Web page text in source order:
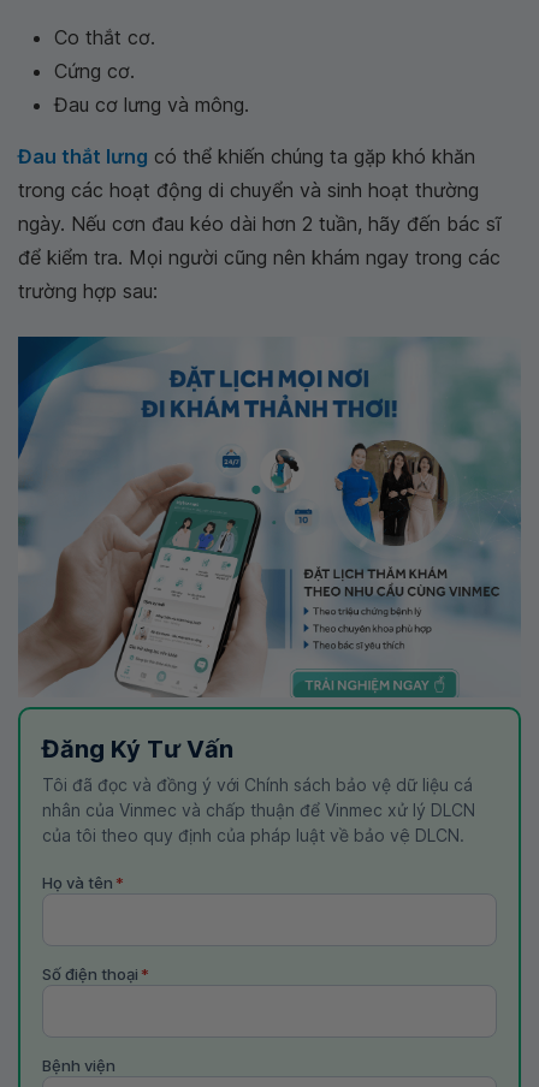
Co thắt cơ.
Cứng cơ.
Đau cơ lưng và mông.
Đau thắt lưng có thể khiến chúng ta gặp khó khăn
trong các hoạt động di chuyển và sinh hoạt thường
ngày. Nếu cơn đau kéo dài hơn 2 tuần, hãy đến bác sĩ
để kiểm tra. Mọi người cũng nên khám ngay trong các
trường hợp sau:
Đăng Ký Tư Vấn
Tôi đã đọc và đồng ý với Chính sách bảo vệ dữ liệu cá
nhân của Vinmec và chấp thuận để Vinmec xử lý DLCN
của tôi theo quy định của pháp luật về bảo vệ DLCN.
Họ và tên *
Số điện thoại *
Bệnh viện